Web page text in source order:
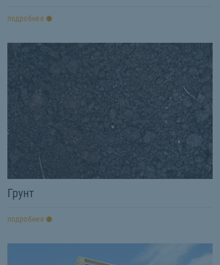
подробнее
Грунт
подробнее